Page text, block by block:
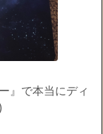
』で本当にディ